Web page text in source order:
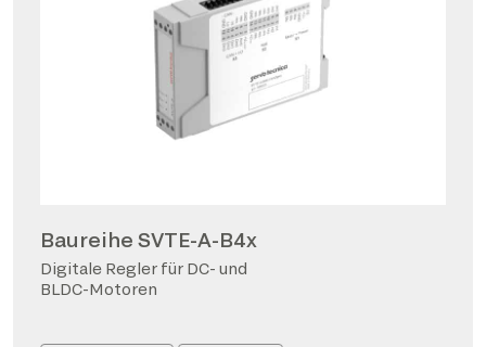
Baureihe SVTE-A-B4x
Digitale Regler für DC- und
BLDC-Motoren